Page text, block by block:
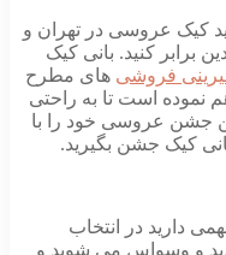
کیک عروسی در تهران و
برابر کنید. بانی کیک
فروشی های مطرح
نموده است تا به راحتی
جشن عروسی خود را با
کیک جشن بگیرید.
دارید در انتخاب
و وسواس می شوید و